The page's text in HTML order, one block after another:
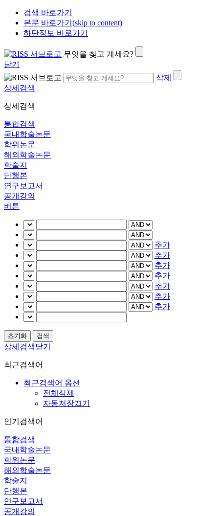
검색 바로가기
본문 바로가기(skip to content)
하단정보 바로가기
무엇을 찾고 계세요?
닫기
삭제
상세검색
상세검색
통합검색
국내학술논문
학위논문
해외학술논문
학술지
단행본
연구보고서
공개강의
버튼
추가
추가
추가
추가
추가
추가
추가
상세검색닫기
최근검색어
최근검색어 옵션
전체삭제
자동저장끄기
인기검색어
통합검색
국내학술논문
학위논문
해외학술논문
학술지
단행본
연구보고서
공개강의